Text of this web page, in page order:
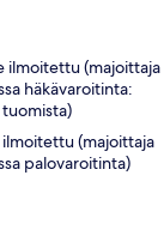
ilmoitettu (majoittaja
häkävaroitinta:
ilmoitettu (majoittaja
palovaroitinta)